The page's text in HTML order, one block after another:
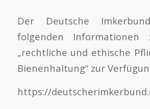
Der Deutsche
folgenden Informationen
„rechtliche und ethische
Bienenhaltung“ zur
https://